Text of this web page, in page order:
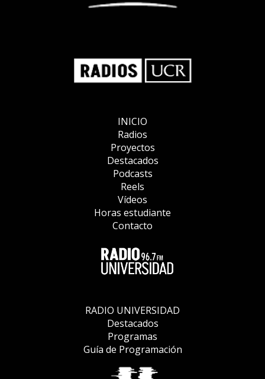
Día Mundial De La Luz. Ep.4
INICIO
Radios
Proyectos
Destacados
Podcasts
Reels
Vídeos
Horas estudiante
Contacto
RADIO UNIVERSIDAD
Destacados
Programas
Guía de Programación